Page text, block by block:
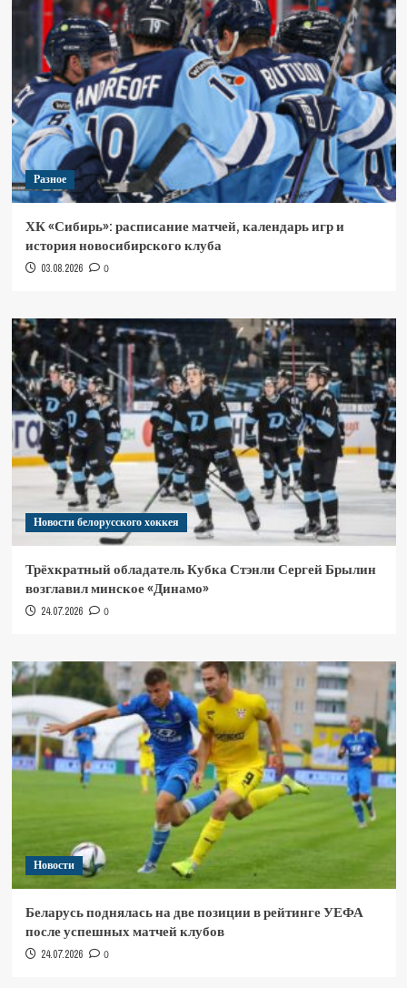
Разное
ХК «Сибирь»: расписание матчей, календарь игр и
история новосибирского клуба
03.08.2026 0
Новости белорусского хоккея
Трёхкратный обладатель Кубка Стэнли Сергей Брылин
возглавил минское «Динамо»
24.07.2026 0
Новости
Беларусь поднялась на две позиции в рейтинге УЕФА
после успешных матчей клубов
24.07.2026 0